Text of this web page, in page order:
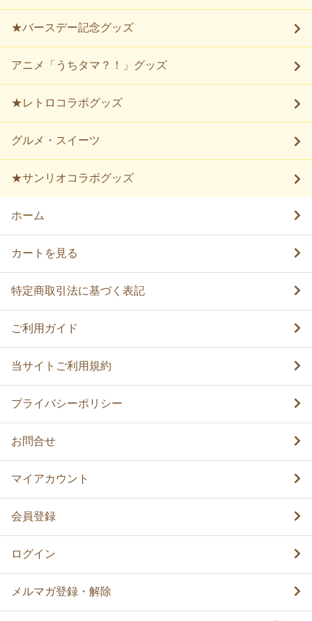
★バースデー記念グッズ
アニメ「うちタマ？！」グッズ
★レトロコラボグッズ
グルメ・スイーツ
★サンリオコラボグッズ
ホーム
カートを見る
特定商取引法に基づく表記
ご利用ガイド
当サイトご利用規約
プライバシーポリシー
お問合せ
マイアカウント
会員登録
ログイン
メルマガ登録・解除